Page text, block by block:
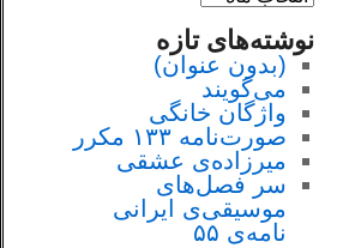
نوشته‌های تازه
(بدون عنوان)
می‌گویند
واژگان خانگی
صورت‌نامه ۱۳۳ مکرر
میرزاده‌ی عشقی
سر فصل‌هاى
موسيقى‌ی ايرانى
نامه‌ی ۵۵